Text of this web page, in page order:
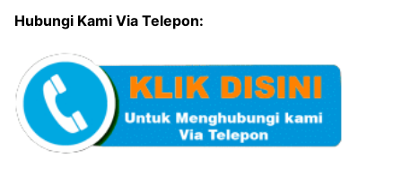
Hubungi Kami Via Telepon: